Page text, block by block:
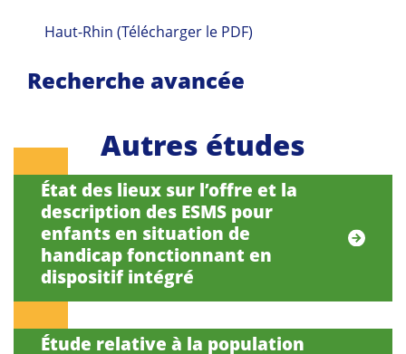
Haut-Rhin (Télécharger le PDF)
Recherche avancée
Autres études
État des lieux sur l’offre et la
description des ESMS pour
enfants en situation de
handicap fonctionnant en
dispositif intégré
Étude relative à la population